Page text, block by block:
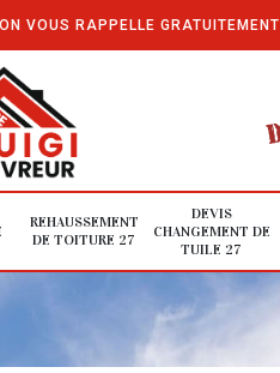
ON VOUS RAPPELLE GRATUITEMENT
REHAUSSEMENT
DE TOITURE 27
DEVIS
CHANGEMENT DE
TUILE 27